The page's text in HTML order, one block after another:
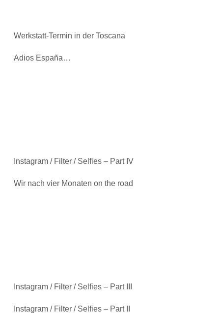
Werkstatt-Termin in der Toscana
Adios España…
Instagram / Filter / Selfies – Part IV
Wir nach vier Monaten on the road
Instagram / Filter / Selfies – Part III
Instagram / Filter / Selfies – Part II